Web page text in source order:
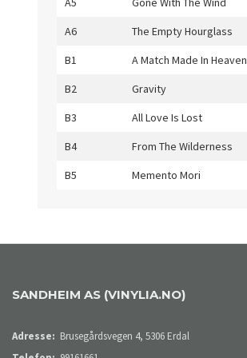
A6
The Empty Hourglass
B1
A Match Made In Heaven
B2
Gravity
B3
All Love Is Lost
B4
From The Wilderness
B5
Memento Mori
SANDHEIM AS (VINYLIA.NO)
Adresse: Brusegårdsvegen 4, 5306 Erdal